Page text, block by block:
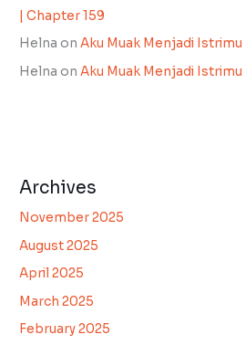
| Chapter 159
Helna onAku Muak Menjadi Istrimu
Helna onAku Muak Menjadi Istrimu
Archives
November 2025
August 2025
April 2025
March 2025
February 2025